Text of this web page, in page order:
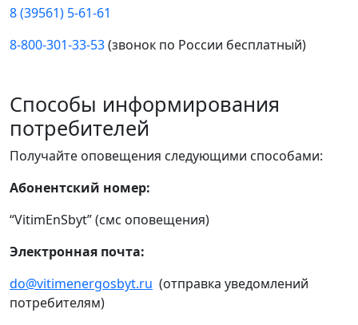
8 (39561) 5-61-61
8-800-301-33-53(звонок по России бесплатный)
Способы информирования
потребителей
Получайте оповещения следующими способами:
Абонентский номер:
“VitimEnSbyt” (смс оповещения)
Электронная почта:
do@vitimenergosbyt.ru (отправка уведомлений
потребителям)